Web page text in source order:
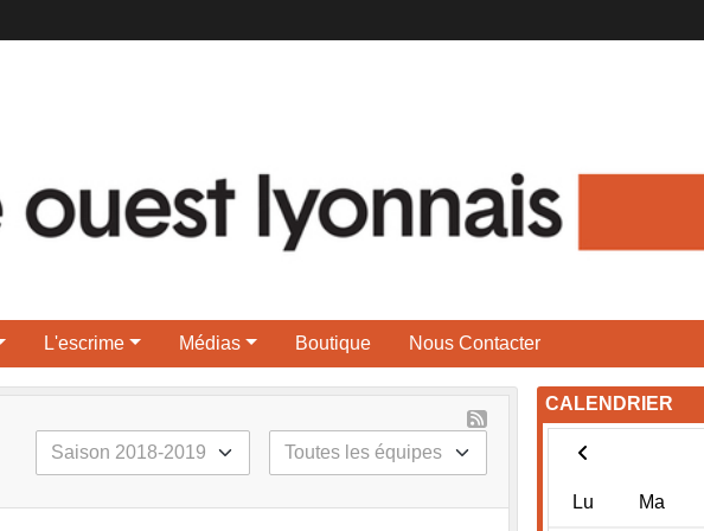
L'escrime Médias Boutique Nous Contacter
CALENDRIER
Lu Ma